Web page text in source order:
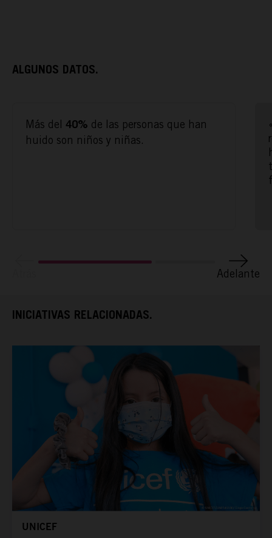
ESPAÑA RURAL
CONÓCENOS
ALGUNOS DATOS.
Más del 40% de las personas que han
huido son niños y niñas.
Adelante
INICIATIVAS RELACIONADAS.
UNICEF